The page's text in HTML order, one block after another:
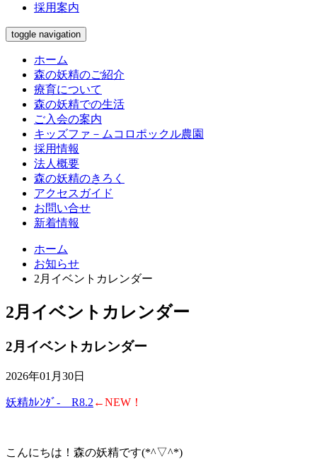
採用案内
toggle navigation
ホーム
森の妖精のご紹介
療育について
森の妖精での生活
ご入会の案内
キッズファ－ムコロポックル農園
採用情報
法人概要
森の妖精のきろく
アクセスガイド
お問い合せ
新着情報
ホーム
お知らせ
2月イベントカレンダー
2月イベントカレンダー
2月イベントカレンダー
2026年01月30日
妖精ｶﾚﾝﾀﾞ- R8.2 ←NEW！
こんにちは！森の妖精です(*^▽^*)